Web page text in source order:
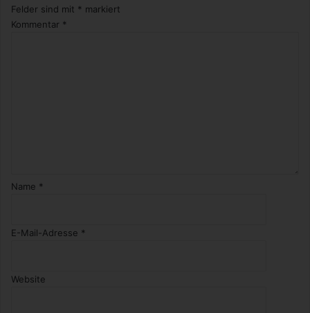
Felder sind mit * markiert
Kommentar *
Name *
E-Mail-Adresse *
Website